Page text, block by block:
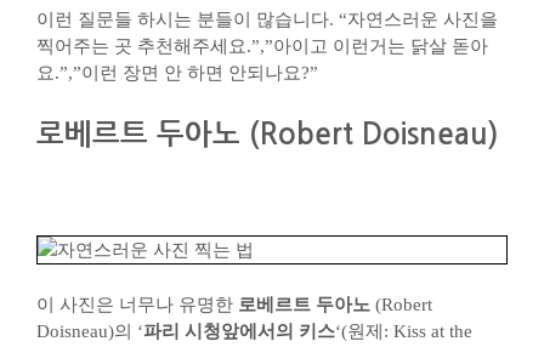
이런 질문들 하시는 분들이 많습니다. “자연스러운 사진을
찍어주는 곳 추천해주세요.”,”아이고 이런거는 닭살 돋아
요.”,”이런 장면 안 하면 안되나요?”
로베르트 두아노 (Robert Doisneau)
이 사진은 너무나 유명한 로베르트 두아노 (Robert
Doisneau)의 ‘파리 시청앞에서의 키스‘(원제: Kiss at the